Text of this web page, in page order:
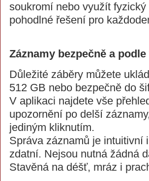
soukromí nebo využít
pohodlné řešení pro
Záznamy bezpečně a
Důležité záběry můžete
512 GB nebo bezpečně do
V aplikaci najdete vše
upozornění po delší
jediným kliknutím.
Správa záznamů je intuitivní
zdatní. Nejsou nutná žádná
Stavěná na déšť, mráz i